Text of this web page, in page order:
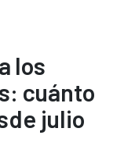
los
cuánto
julio